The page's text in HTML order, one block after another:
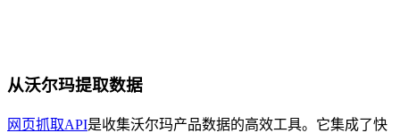
从沃尔玛提取数据
网页抓取API是收集沃尔玛产品数据的高效工具。它集成了快